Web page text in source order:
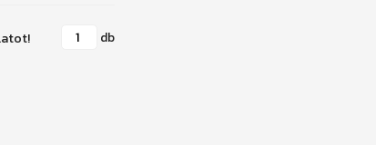
db